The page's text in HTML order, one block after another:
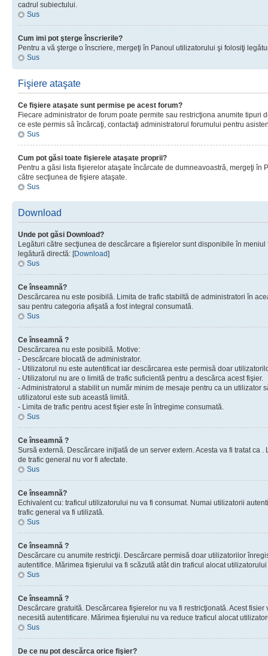
cadrul subiectului.
Sus
Cum imi pot şterge înscrierile?
Pentru a vă şterge o înscriere, mergeţi în Panoul utilizatorului şi folosiţi
Sus
Fişiere ataşate
Ce fişiere ataşate sunt permise pe acest forum?
Fiecare administrator de forum poate permite sau restricţiona anumite tipuri
ce este permis sâ încărcaţi, contactaţi administratorul forumului pentru
Sus
Cum pot găsi toate fişierele ataşate proprii?
Pentru a găsi lista fişierelor ataşate încărcate de dumneavoastră, mergeţi în
către secţiunea de fişiere ataşate.
Sus
Download
Unde pot găsi Download?
Legături către secţiunea de descărcare a fişierelor sunt disponibile în
legătură directă: [Download]
Sus
Ce înseamnă?
Descărcarea nu este posibilă. Limita de trafic stabiltă de administratori în
sau pentru categoria afişată a fost integral consumată.
Sus
Ce înseamnă ?
Descărcarea nu este posibilă. Motive:
- Descărcare blocată de administrator.
- Utilizatorul nu este autentificat iar descărcarea este permisă doar
- Utilizatorul nu are o limită de trafic suficientă pentru a descărca acest fişier.
- Administratorul a stabilit un număr minim de mesaje pentru ca un utilizator
utilizatorul este sub această limită.
- Limita de trafic pentru acest fişier este în întregime consumată.
Sus
Ce înseamnă ?
Sursă externă. Descărcare iniţiată de un server extern. Acesta va fi tratat ca
de trafic general nu vor fi afectate.
Sus
Ce înseamnă?
Echivalent cu: traficul utilizatorului nu va fi consumat. Numai utilizatorii
trafic general va fi utilizată.
Sus
Ce înseamnă ?
Descărcare cu anumite restricţii. Descărcare permisă doar utilizatorilor
autentifice. Mărimea fişierului va fi scăzută atât din traficul alocat
Sus
Ce înseamnă ?
Descărcare gratuită. Descărcarea fişierelor nu va fi restricţionată. Acest
necesită autentificare. Mărimea fişierului nu va reduce traficul alocat
Sus
De ce nu pot descărca orice fişier?